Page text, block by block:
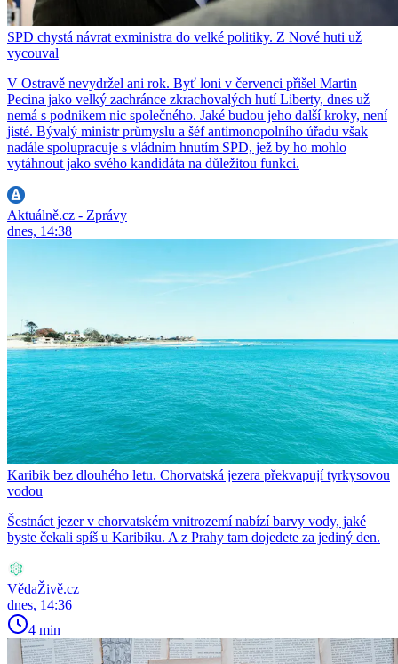
SPD chystá návrat exministra do velké politiky. Z Nové huti už
vycouval
V Ostravě nevydržel ani rok. Byť loni v červenci přišel Martin
Pecina jako velký zachránce zkrachovalých hutí Liberty, dnes už
nemá s podnikem nic společného. Jaké budou jeho další kroky, není
jisté. Bývalý ministr průmyslu a šéf antimonopolního úřadu však
nadále spolupracuje s vládním hnutím SPD, jež by ho mohlo
vytáhnout jako svého kandidáta na důležitou funkci.
Aktuálně.cz - Zprávy
dnes, 14:38
Karibik bez dlouhého letu. Chorvatská jezera překvapují tyrkysovou
vodou
Šestnáct jezer v chorvatském vnitrozemí nabízí barvy vody, jaké
byste čekali spíš u Karibiku. A z Prahy tam dojedete za jediný den.
VědaŽivě.cz
dnes, 14:36
4 min